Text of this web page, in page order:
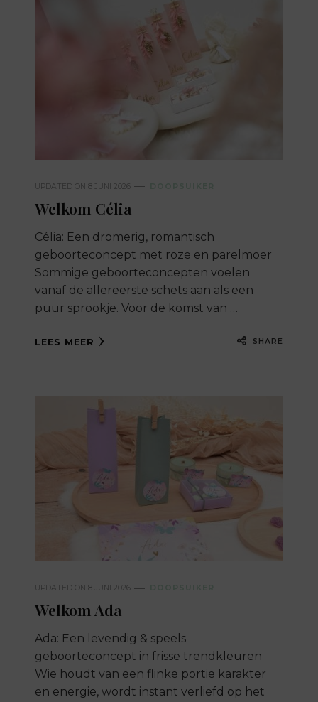
UPDATED ON 8 JUNI 2026
Welkom Célia
Célia: Een dromerig, romantisch
geboorteconcept met roze en parelmoer
Sommige geboorteconcepten voelen
vanaf de allereerste schets aan als een
puur sprookje. Voor de komst van …
LEES MEER SHARE
UPDATED ON 8 JUNI 2026
Welkom Ada
Ada: Een levendig & speels
geboorteconcept in frisse trendkleuren
Wie houdt van een flinke portie karakter
en energie, wordt instant verliefd op het